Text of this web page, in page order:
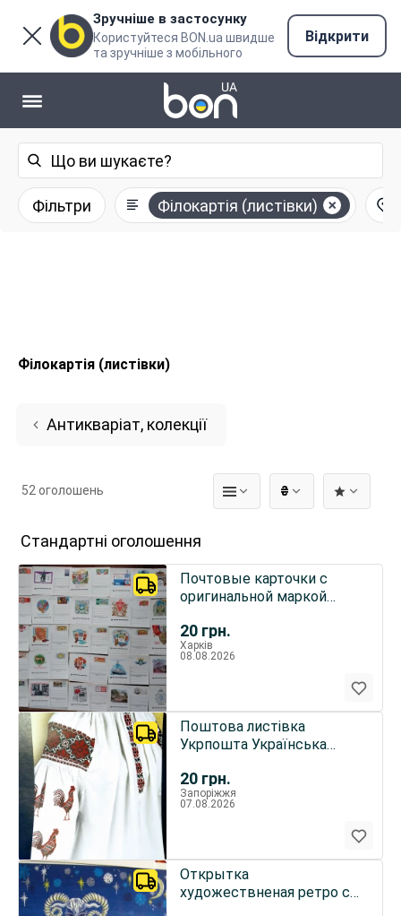
Зручніше в застосунку
Користуйтеся BON.ua швидше
та зручніше з мобільного
Відкрити
Фільтри Філокартія (листівки)
Філокартія (листівки)
Антикваріат, колекції
₴
52 оголошень
Стандартні оголошення
20 грн.
Почтовые карточки с
оригинальной маркой
Харків
08.08.2026
20 грн.
Поштова листівка
Укрпошта Українська
Харківська об.
Запоріжжя
07.08.2026
Открытка
художествненая ретро с